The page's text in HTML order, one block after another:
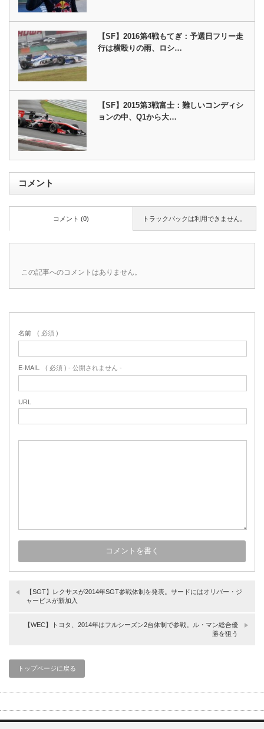
【SF】2016第4戦もてぎ：予選日フリー走
行は横殴りの雨、ロシ…
【SF】2015第3戦富士：難しいコンディシ
ョンの中、Q1から大…
コメント
トラックバックは利用できません。
コメント (0)
この記事へのコメントはありません。
名前 ( 必須 )
E-MAIL ( 必須 ) - 公開されません -
URL
【SGT】レクサスが2014年SGT参戦体制を発表。サードにはオリバー・ジ
ャービスが新加入
【WEC】トヨタ、2014年はフルシーズン2台体制で参戦。ル・マン総合優
勝を狙う
トップページに戻る